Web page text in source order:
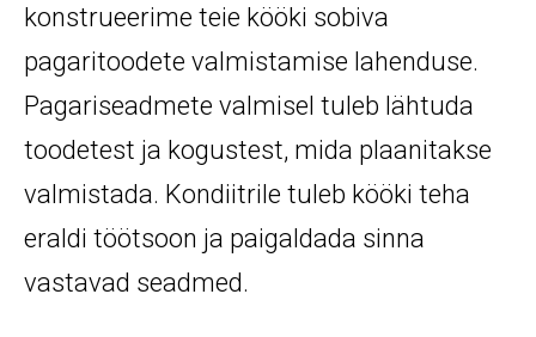
konstrueerime teie kööki sobiva
pagaritoodete valmistamise lahenduse.
Pagariseadmete valmisel tuleb lähtuda
toodetest ja kogustest, mida plaanitakse
valmistada. Kondiitrile tuleb kööki teha
eraldi töötsoon ja paigaldada sinna
vastavad seadmed.